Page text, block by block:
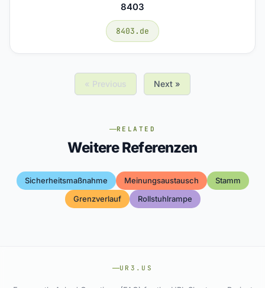
8403
8403.de
« Previous Next »
RELATED
Weitere Referenzen
Sicherheitsmaßnahme Meinungsaustausch
Stamm
Grenzverlauf
Rollstuhlrampe
UR3.US